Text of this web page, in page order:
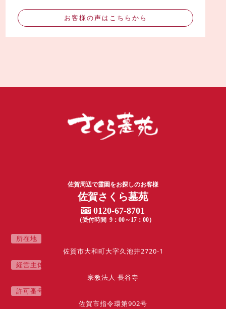
お客様の声はこちらから
佐賀周辺で霊園をお探しのお客様
佐賀さくら墓苑
0120-67-8701
（受付時間 9：00～17：00）
所在地
佐賀市大和町大字久池井2720-1
経営主体
宗教法人 長谷寺
許可番号
佐賀市指令環第902号